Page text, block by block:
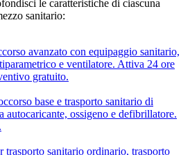
le caratteristiche di ciascuna
sanitario:
avanzato con equipaggio sanitario,
e ventilatore. Attiva 24 ore
gratuito.
base e trasporto sanitario di
autocaricante, ossigeno e defibrillatore.
sanitario ordinario, trasporto